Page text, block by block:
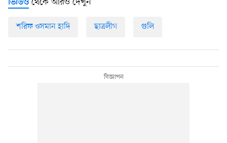
ভিডিও
শরিফ ওসমান হাদি ছাত্রলীগ গুলি